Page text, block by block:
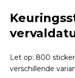
Let op: 800
verschillende